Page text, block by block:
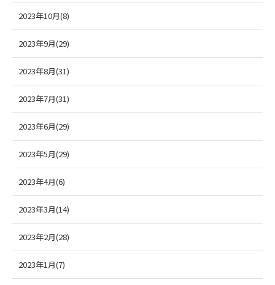
2023年10月(8)
2023年9月(29)
2023年8月(31)
2023年7月(31)
2023年6月(29)
2023年5月(29)
2023年4月(6)
2023年3月(14)
2023年2月(28)
2023年1月(7)